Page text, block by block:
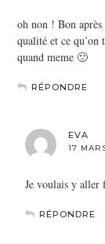
oh non ! Bon
qualité et ce
quand meme 🙁
RÉPONDRE
EVA
17
Je voulais y aller
RÉPONDRE